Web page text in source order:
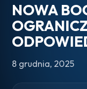
NOWA
8 grudnia, 2025